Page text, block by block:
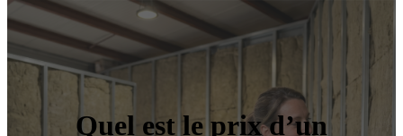
Quel est le prix d’un